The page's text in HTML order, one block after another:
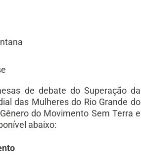
de debate do Superação da
das Mulheres do Rio Grande do
do Movimento Sem Terra e
abaixo: